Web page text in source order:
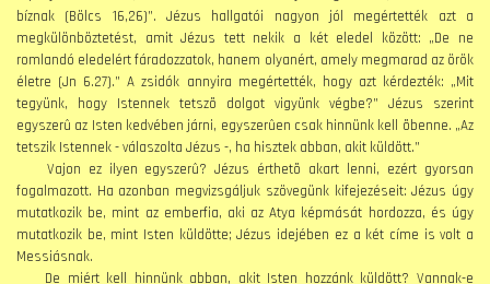
bíznak (Bölcs 16,26)”. Jézus hallgatói nagyon jól megértették azt a
megkülönböztetést, amit Jézus tett nekik a két eledel között: „De ne
romlandó eledelért fáradozzatok, hanem olyanért, amely megmarad az örök
életre (Jn 6.27).” A zsidók annyira megértették, hogy azt kérdezték: „Mit
tegyünk, hogy Istennek tetszõ dolgot vigyünk végbe?” Jézus szerint
egyszerû az Isten kedvében járni, egyszerûen csak hinnünk kell õbenne. „Az
tetszik Istennek - válaszolta Jézus -, ha hisztek abban, akit küldött.”
Vajon ez ilyen egyszerû? Jézus érthetõ akart lenni, ezért gyorsan
fogalmazott. Ha azonban megvizsgáljuk szövegünk kifejezéseit: Jézus úgy
mutatkozik be, mint az emberfia, aki az Atya képmását hordozza, és úgy
mutatkozik be, mint Isten küldötte; Jézus idejében ez a két címe is volt a
Messiásnak.
De miért kell hinnünk abban, akit Isten hozzánk küldött? Vannak-e